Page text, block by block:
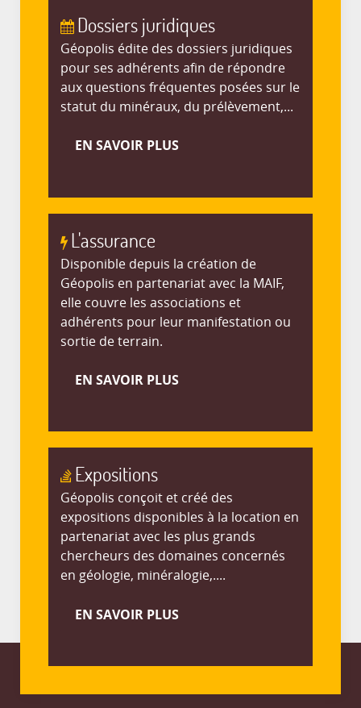
Dossiers juridiques
Géopolis édite des dossiers juridiques
pour ses adhérents afin de répondre
aux questions fréquentes posées sur le
statut du minéraux, du prélèvement,...
EN SAVOIR PLUS
L'assurance
Disponible depuis la création de
Géopolis en partenariat avec la MAIF,
elle couvre les associations et
adhérents pour leur manifestation ou
sortie de terrain.
EN SAVOIR PLUS
Expositions
Géopolis conçoit et créé des
expositions disponibles à la location en
partenariat avec les plus grands
chercheurs des domaines concernés
en géologie, minéralogie,....
EN SAVOIR PLUS